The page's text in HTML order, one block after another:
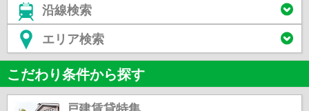
沿線検索
エリア検索
こだわり条件から探す